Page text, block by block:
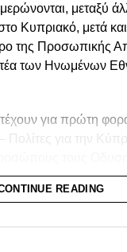
μεταξύ
στο Κυπριακό, μετά
της Προσωπικής
των Ηνωμένων
για πρώτη φορά
Πολίτες για την
αντίστοιχα.
ο τέως Πρόεδρος
READING